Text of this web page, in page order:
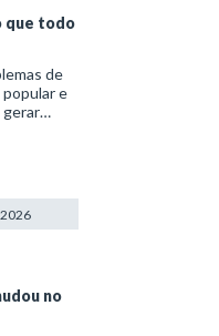
que todo
de
e
gerar
no